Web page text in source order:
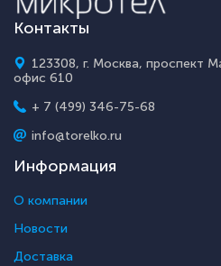
Контакты
123308, г. Москва, проспект
офис 610
+ 7 (499) 346-75-68
info@torelko.ru
Информация
О компании
Новости
Доставка